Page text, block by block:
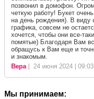
позвонил в домофон.
четкую работу! Букет
на день рождения). В виду
графика, совсем не
хочется, чтобы они все-
помятые) Благодаря Вам
обращусь к Вам еще и
и знакомым.
Вера| 24 июня 2024 | 09:03
Мы принимаем: